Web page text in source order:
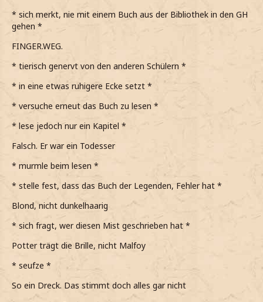
* sich merkt, nie mit einem Buch aus der Bibliothek in den GH
gehen *
FINGER.WEG.
* tierisch genervt von den anderen Schülern *
* in eine etwas ruhigere Ecke setzt *
* versuche erneut das Buch zu lesen *
* lese jedoch nur ein Kapitel *
Falsch. Er war ein Todesser
* murmle beim lesen *
* stelle fest, dass das Buch der Legenden, Fehler hat *
Blond, nicht dunkelhaarig
* sich fragt, wer diesen Mist geschrieben hat *
Potter trägt die Brille, nicht Malfoy
* seufze *
So ein Dreck. Das stimmt doch alles gar nicht